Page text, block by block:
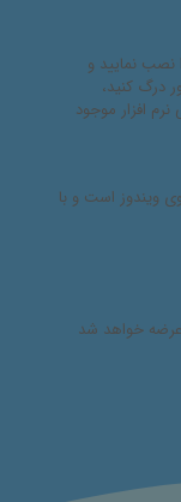
نصب نمایید و
درگ کنید،
افزار موجود
ویندوز است و با
خواهد شد